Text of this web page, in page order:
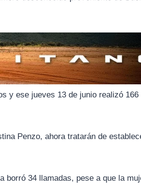
y ese jueves 13 de junio realizó 166
Penzo, ahora tratarán de
borró 34 llamadas, pese a que la